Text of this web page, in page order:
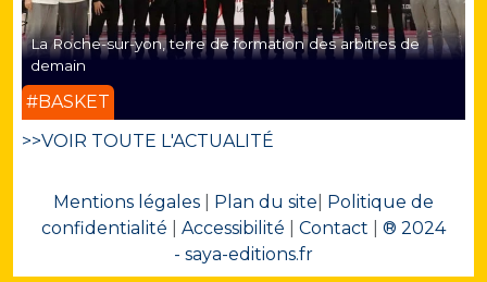
La Roche-sur-yon, terre de formation des arbitres de
demain
#BASKET
>>VOIR TOUTE L'ACTUALITÉ
Mentions légales Plan du site
Politique de
confidentialité
Accessibilité Contact
® 2024
- saya-editions.fr